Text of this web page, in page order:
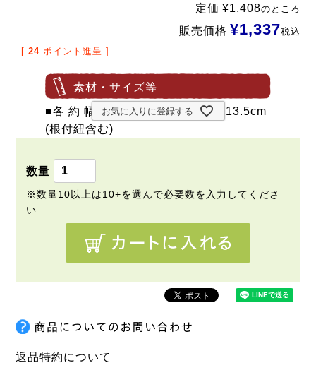
定価 ¥1,408のところ
販売価格 ¥1,337税込
[ 24 ポイント進呈 ]
素材・サイズ等
■各 約 幅3.8cm×奥行0.9cm×長さ13.5cm
(根付紐含む)
お気に入りに登録する
返品特約について